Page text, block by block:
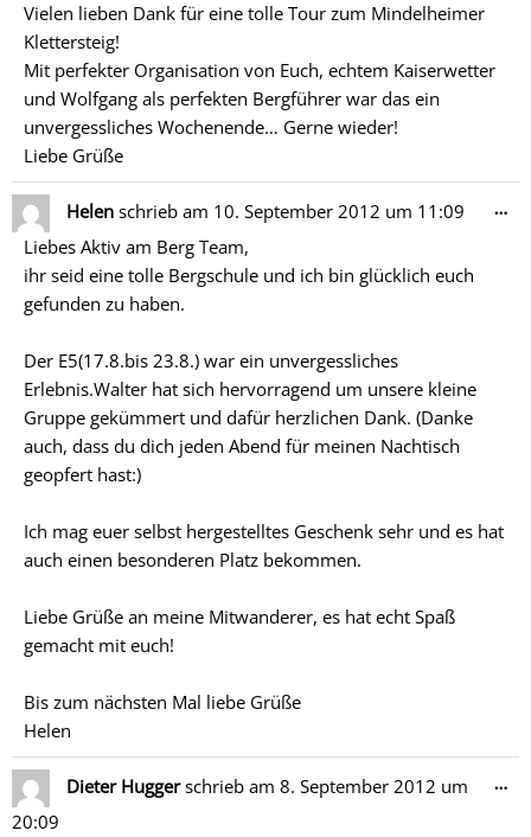
Vielen lieben Dank für eine tolle Tour zum Mindelheimer
Klettersteig!
Mit perfekter Organisation von Euch, echtem Kaiserwetter
und Wolfgang als perfekten Bergführer war das ein
unvergessliches Wochenende… Gerne wieder!
Liebe Grüße
Helen schrieb am 10. September 2012 um 11:09
Liebes Aktiv am Berg Team,
ihr seid eine tolle Bergschule und ich bin glücklich euch
gefunden zu haben.
Der E5(17.8.bis 23.8.) war ein unvergessliches
Erlebnis.Walter hat sich hervorragend um unsere kleine
Gruppe gekümmert und dafür herzlichen Dank. (Danke
auch, dass du dich jeden Abend für meinen Nachtisch
geopfert hast:)
Ich mag euer selbst hergestelltes Geschenk sehr und es hat
auch einen besonderen Platz bekommen.
Liebe Grüße an meine Mitwanderer, es hat echt Spaß
gemacht mit euch!
Bis zum nächsten Mal liebe Grüße
Helen
…
Dieter Huggerschrieb am 8. September 2012 um
20:09
…